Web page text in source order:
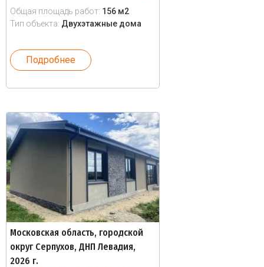
Общая площадь работ: 156 м2
Тип объекта: Двухэтажные дома
Подробнее
Московская область, городской
округ Серпухов, ДНП Левадия,
2026 г.